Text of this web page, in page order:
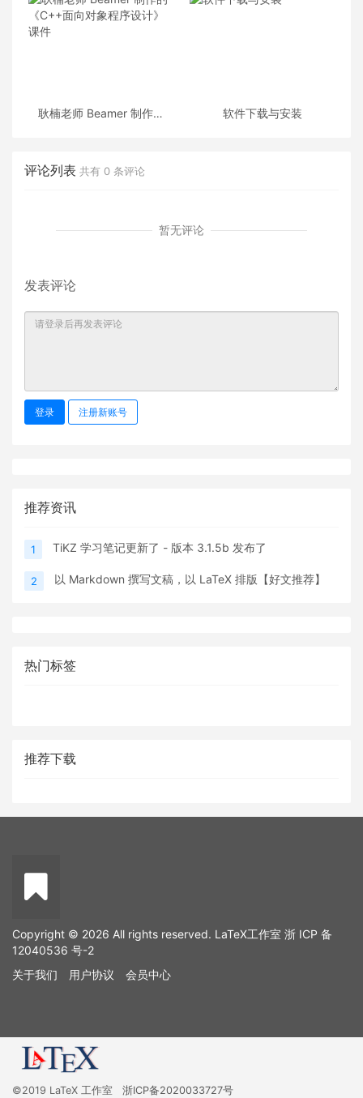
耿楠老师 Beamer 制作的
软件下载与安装
评论列表 共有 0 条评论
暂无评论
发表评论
登录 注册新账号
推荐资讯
1 TiKZ 学习笔记更新了 - 版本 3.1.5b 发布了
2 以 Markdown 撰写文稿，以 LaTeX 排版【好文推荐】
热门标签
推荐下载
Copyright © 2026 All rights reserved. LaTeX工作室 浙 ICP 备
12040536 号-2
关于我们
用户协议 会员中心
©2019 LaTeX 工作室 浙ICP备2020033727号